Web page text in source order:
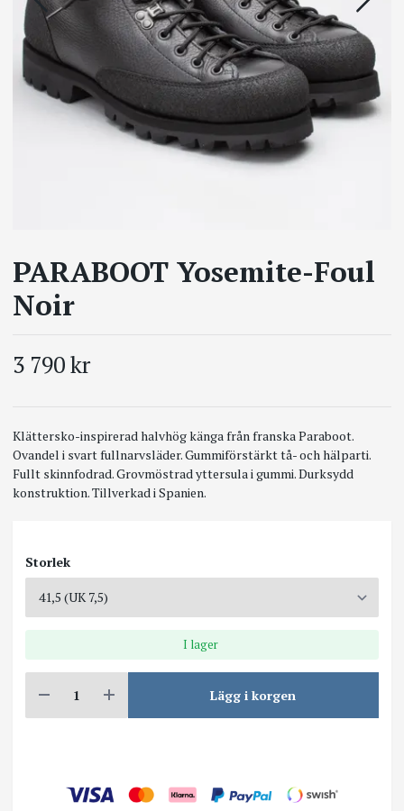
PARABOOT Yosemite-Foul
Noir
3 790 kr
Klättersko-inspirerad halvhög känga från franska Paraboot.
Ovandel i svart fullnarvsläder. Gummiförstärkt tå- och hälparti.
Fullt skinnfodrad. Grovmöstrad yttersula i gummi. Durksydd
konstruktion. Tillverkad i Spanien.
Storlek
I lager
Lägg i korgen